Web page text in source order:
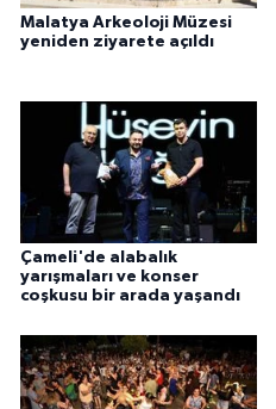
Malatya Arkeoloji Müzesi
yeniden ziyarete açıldı
Çameli'de alabalık
yarışmaları ve konser
coşkusu bir arada yaşandı